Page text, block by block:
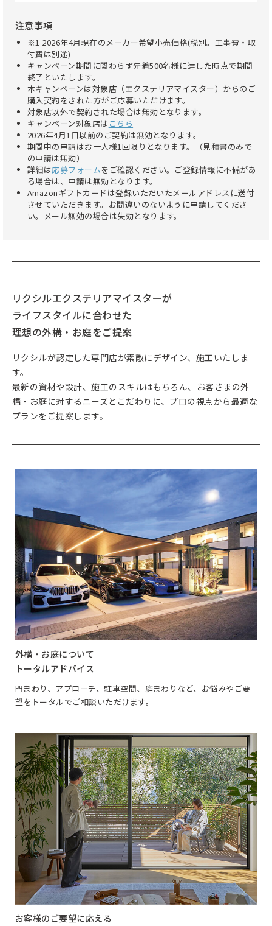
注意事項
※1 2026年4月現在のメーカー希望小売価格(税別。工事費・取
付費は別途)
キャンペーン期間に関わらず先着500名様に達した時点で期間
終了といたします。
本キャンペーンは対象店（エクステリアマイスター）からのご
購入契約をされた方がご応募いただけます。
対象店以外で契約された場合は無効となります。
キャンペーン対象店は こちら
2026年4月1日以前のご契約は無効となります。
期間中の申請はお一人様1回限りとなります。（見積書のみで
の申請は無効）
詳細は応募フォームをご確認ください。ご登録情報に不備があ
る場合は、申請は無効となります。
Amazonギフトカードは登録いただいたメールアドレスに送付
させていただきます。お間違いのないように申請してくださ
い。メール無効の場合は失効となります。
リクシルエクステリアマイスターが
ライフスタイルに合わせた
理想の外構・お庭をご提案
リクシルが認定した専門店が素敵にデザイン、施工いたしま
す。
最新の資材や設計、施工のスキルはもちろん、お客さまの外
構・お庭に対するニーズとこだわりに、プロの視点から最適な
プランをご提案します。
外構・お庭について
トータルアドバイス
門まわり、アプローチ、駐車空間、庭まわりなど、お悩みやご要
望をトータルでご相談いただけます。
お客様のご要望に応える